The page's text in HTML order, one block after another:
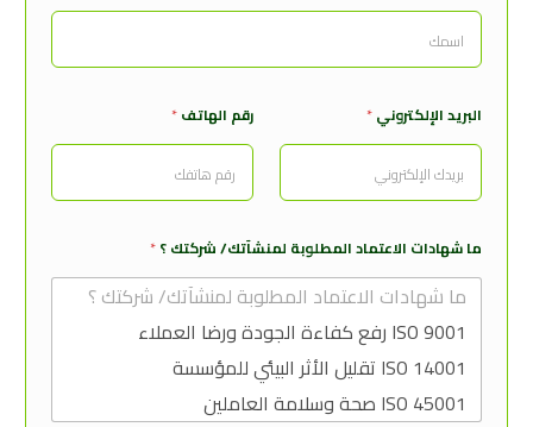
رقم الهاتف* البريد الإلكتروني*
ما شهادات الاعتماد المطلوبة لمنشآتك/ شركتك ؟*